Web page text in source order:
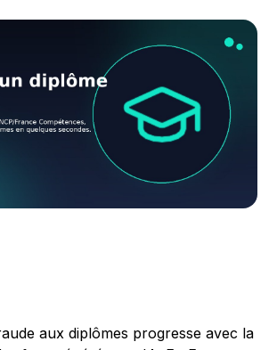
aux diplômes progresse avec la